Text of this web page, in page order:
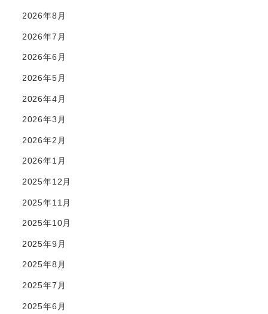
2026年8月
2026年7月
2026年6月
2026年5月
2026年4月
2026年3月
2026年2月
2026年1月
2025年12月
2025年11月
2025年10月
2025年9月
2025年8月
2025年7月
2025年6月